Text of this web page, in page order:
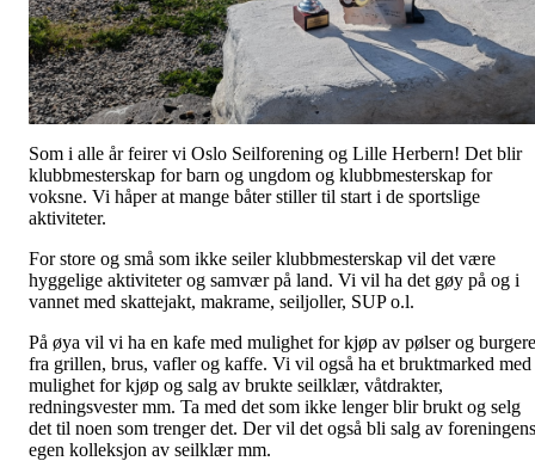
Som i alle år feirer vi Oslo Seilforening og Lille Herbern! Det blir
klubbmesterskap for barn og ungdom og klubbmesterskap for
voksne. Vi håper at mange båter stiller til start i de sportslige
aktiviteter.
For store og små som ikke seiler klubbmesterskap vil det være
hyggelige aktiviteter og samvær på land. Vi vil ha det gøy på og i
vannet med skattejakt, makrame, seiljoller, SUP o.l.
På øya vil vi ha en kafe med mulighet for kjøp av pølser og burgere
fra grillen, brus, vafler og kaffe. Vi vil også ha et bruktmarked med
mulighet for kjøp og salg av brukte seilklær, våtdrakter,
redningsvester mm. Ta med det som ikke lenger blir brukt og selg
det til noen som trenger det. Der vil det også bli salg av foreningens
egen kolleksjon av seilklær mm.